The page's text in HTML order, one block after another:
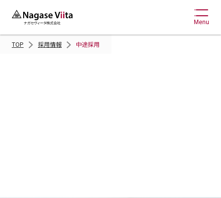
Menu
TOP 採用情報 中途採用